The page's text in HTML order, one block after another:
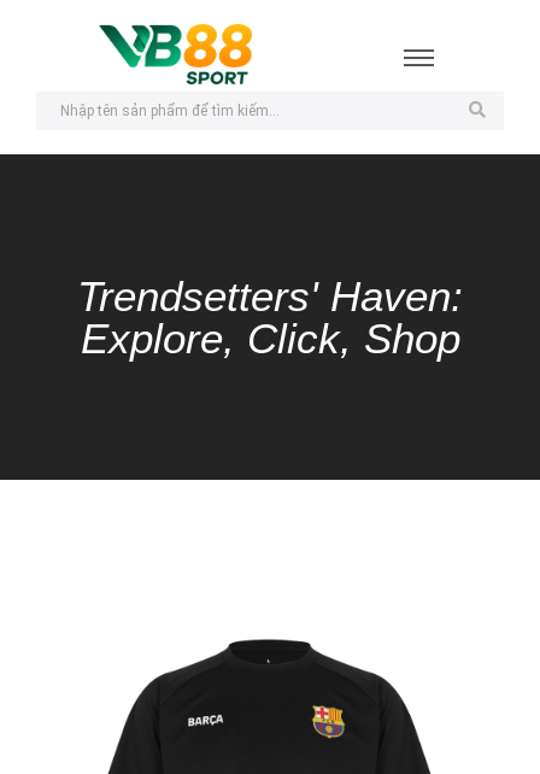
Trendsetters' Haven:
Explore, Click, Shop